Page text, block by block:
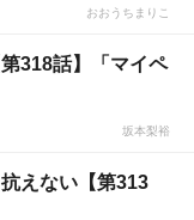
おおうちまりこ
318話】「マイペ
坂本梨裕
えない【第313